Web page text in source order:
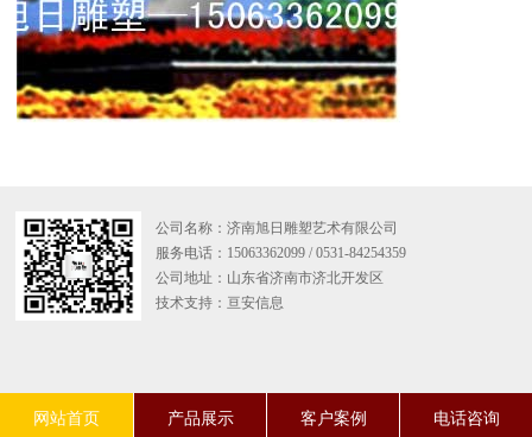
公司名称：济南旭日雕塑艺术有限公司
服务电话：15063362099 / 0531-84254359
公司地址：山东省济南市济北开发区
技术支持： 亘安信息
网站首页 产品展示 客户案例 电话咨询